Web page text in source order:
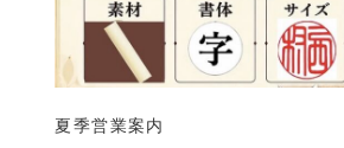
夏季営業案内